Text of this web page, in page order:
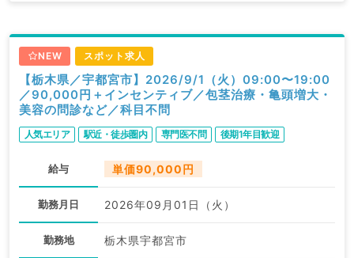
NEW スポット求人
【栃木県／宇都宮市】2026/9/1（火）09:00〜19:00
／90,000円＋インセンティブ／包茎治療・亀頭増大・
美容の問診など／科目不問
人気エリア 駅近・徒歩圏内 専門医不問 後期1年目歓迎
給与 単価90,000円
勤務月日 2026年09月01日（火）
勤務地 栃木県宇都宮市